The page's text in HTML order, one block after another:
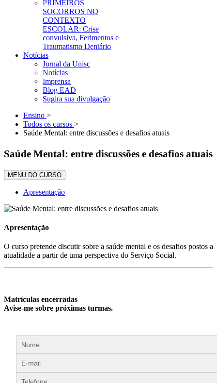
PRIMEIROS
SOCORROS NO
CONTEXTO
ESCOLAR: Crise
convulsiva, Ferimentos e
Traumatismo Dentário
Notícias
Jornal da Unisc
Notícias
Imprensa
Blog EAD
Sugira sua divulgação
Ensino >
Todos os cursos >
Saúde Mental: entre discussões e desafios atuais
Saúde Mental: entre discussões e desafios atuais
MENU DO CURSO
Apresentação
Apresentação
O curso pretende discutir sobre a saúde mental e os desafios postos a
atualidade a partir de uma perspectiva do Serviço Social.
Matrículas encerradas
Avise-me sobre próximas turmas.